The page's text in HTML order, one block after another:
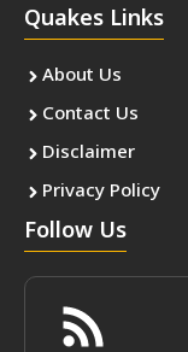
Quakes Links
About Us
Contact Us
Disclaimer
Privacy Policy
Follow Us